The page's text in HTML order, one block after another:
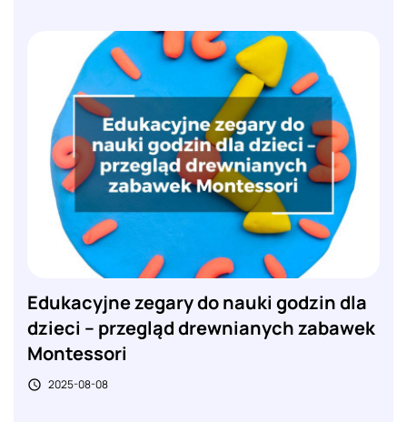
Edukacyjne zegary do nauki godzin dla
dzieci – przegląd drewnianych zabawek
Montessori
 2025-08-08